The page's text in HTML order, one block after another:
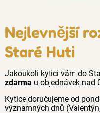
Nejlevnější
Staré Huti
Jakoukoli kytici vám do
zdarma u objednávek nad
Kytice doručujeme od
významných dnů